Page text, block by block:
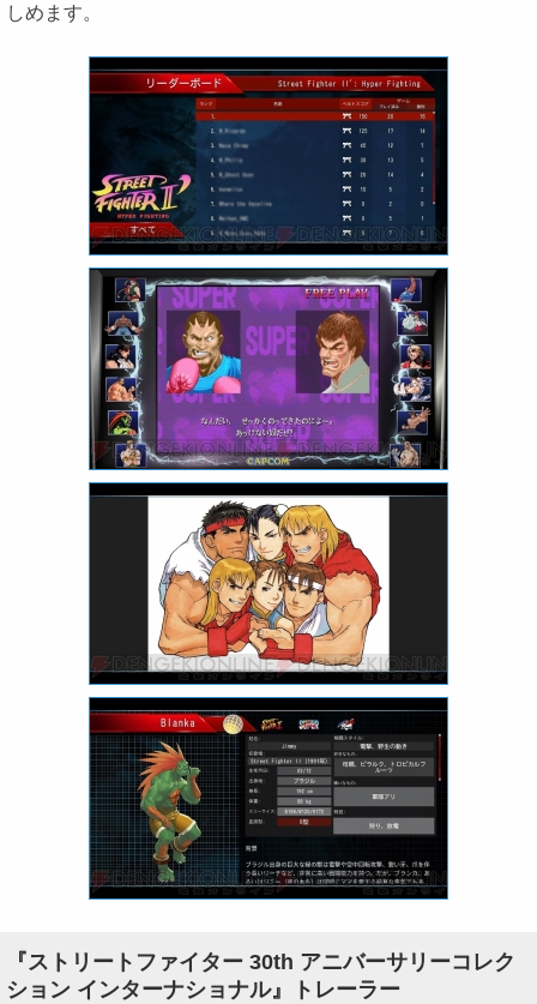
しめます。
『ストリートファイター 30th アニバーサリーコレク
ション インターナショナル』トレーラー